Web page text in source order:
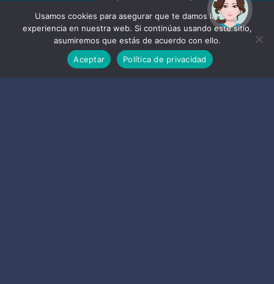
Usamos cookies para asegurar que te damos la mejor
experiencia en nuestra web. Si continúas usando este sitio,
asumiremos que estás de acuerdo con ello.
Aceptar
Política de privacidad
¡Hola! Soy Noy. ¿Puedo
ayudarte?